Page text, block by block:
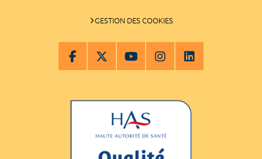
GESTION DES COOKIES